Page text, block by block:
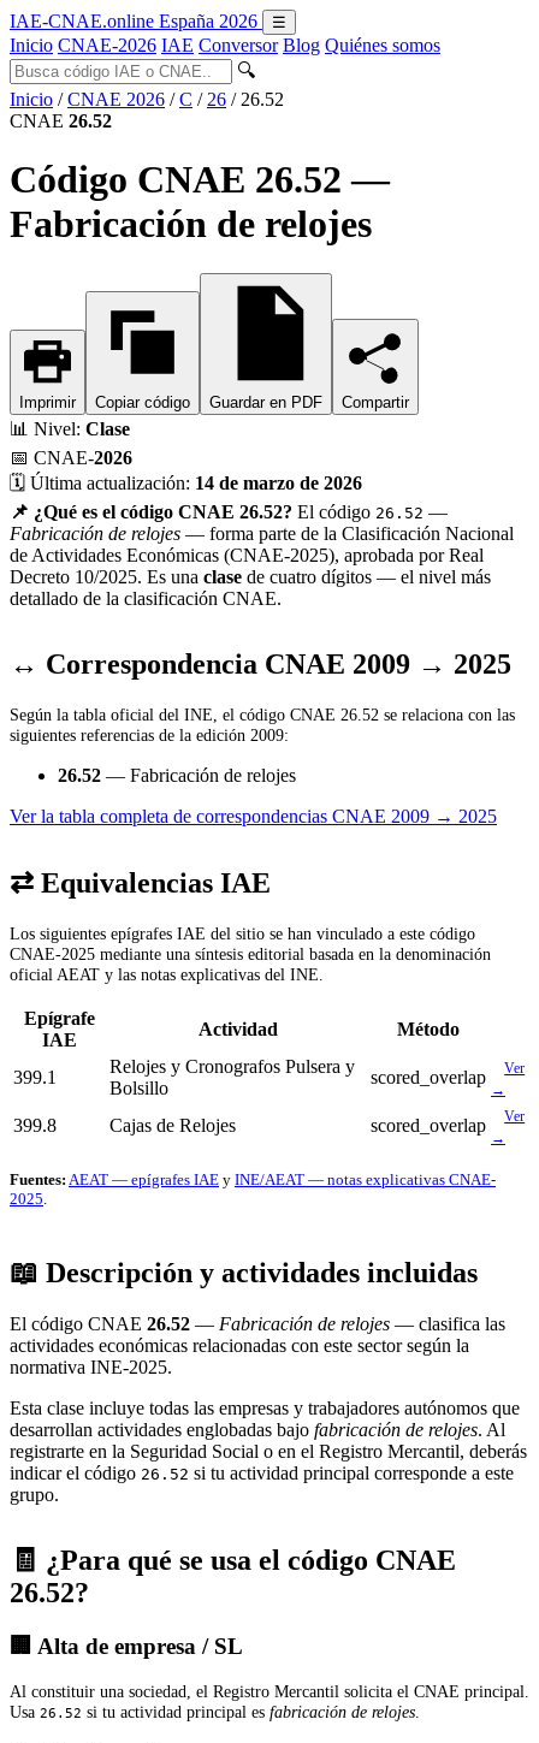
IAE-CNAE.online España 2026 ☰
Inicio CNAE-2026 IAE Conversor Blog Quiénes somos
🔍
Inicio / CNAE 2026 / C / 26 / 26.52
CNAE 26.52
Código CNAE 26.52 —
Fabricación de relojes
Imprimir Copiar código Guardar en PDF Compartir
📊 Nivel: Clase
📅 CNAE-2026
🗓️ Última actualización: 14 de marzo de 2026
📌 ¿Qué es el código CNAE 26.52? El código 26.52 —
Fabricación de relojes — forma parte de la Clasificación Nacional
de Actividades Económicas (CNAE-2025), aprobada por Real
Decreto 10/2025. Es una clase de cuatro dígitos — el nivel más
detallado de la clasificación CNAE.
↔ Correspondencia CNAE 2009 → 2025
Según la tabla oficial del INE, el código CNAE 26.52 se relaciona con las
siguientes referencias de la edición 2009:
26.52 — Fabricación de relojes
Ver la tabla completa de correspondencias CNAE 2009 → 2025
⇄ Equivalencias IAE
Los siguientes epígrafes IAE del sitio se han vinculado a este código
CNAE-2025 mediante una síntesis editorial basada en la denominación
oficial AEAT y las notas explicativas del INE.
Epígrafe
IAE
Actividad Método
399.1
Relojes y Cronografos Pulsera y
Bolsillo
scored_overlap
Ver
→
399.8 Cajas de Relojes scored_overlap
Ver
→
Fuentes: AEAT — epígrafes IAE y INE/AEAT — notas explicativas CNAE-
2025
📖 Descripción y actividades incluidas
El código CNAE 26.52 — Fabricación de relojes — clasifica las
actividades económicas relacionadas con este sector según la
normativa INE-2025.
Esta clase incluye todas las empresas y trabajadores autónomos que
desarrollan actividades englobadas bajo fabricación de relojes. Al
registrarte en la Seguridad Social o en el Registro Mercantil, deberás
indicar el código 26.52 si tu actividad principal corresponde a este
grupo.
🧾 ¿Para qué se usa el código CNAE
26.52?
🏢 Alta de empresa / SL
Al constituir una sociedad, el Registro Mercantil solicita el CNAE principal.
Usa 26.52 si tu actividad principal es fabricación de relojes.